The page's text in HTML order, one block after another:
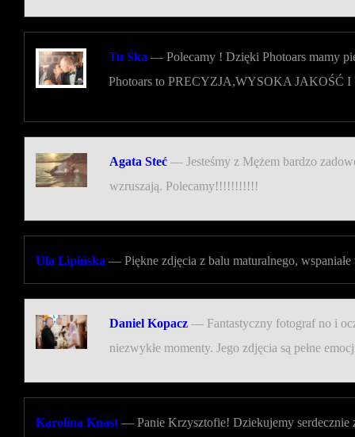
Tu Śka — Polecamy ! Dzięki Photoars mamy
Photoars to PRECYZJA,WYSOKA JAKOŚĆ
Agata Steć — Jesteśmy z Mężem bardzo
wzruszają. Polecamy!!!!!!!!!!!
Ula Lipińska — Piękne zdjęcia z balu maturalnego,
Daniel Kopacz — Fantastyczny fotograf no i
niezwykłe momenty. Jego zdjęcia są pełne
Karolina Knast — Panie Krzysztofie! Dziekujemy